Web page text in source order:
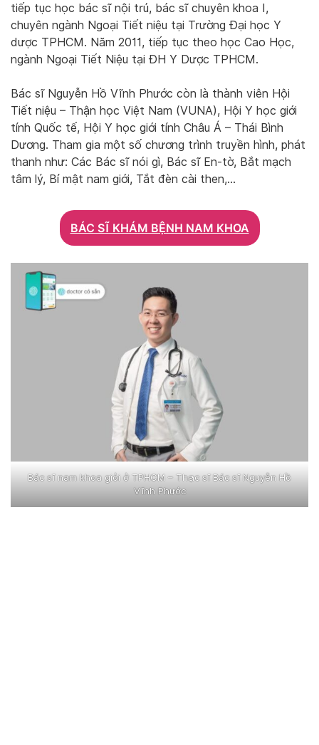
tiếp tục học bác sĩ nội trú, bác sĩ chuyên khoa I,
chuyên ngành Ngoại Tiết niệu tại Trường Đại học Y
dược TPHCM. Năm 2011, tiếp tục theo học Cao Học,
ngành Ngoại Tiết Niệu tại ĐH Y Dược TPHCM.
Bác sĩ Nguyễn Hồ Vĩnh Phước còn là thành viên Hội
Tiết niệu – Thận học Việt Nam (VUNA), Hội Y học giới
tính Quốc tế, Hội Y học giới tính Châu Á – Thái Bình
Dương. Tham gia một số chương trình truyền hình, phát
thanh như: Các Bác sĩ nói gì, Bác sĩ En-tờ, Bắt mạch
tâm lý, Bí mật nam giới, Tắt đèn cài then,…
BÁC SĨ KHÁM BỆNH NAM KHOA
Bác sĩ nam khoa giỏi ở TPHCM – Thạc sĩ Bác sĩ Nguyễn Hồ
Vĩnh Phước